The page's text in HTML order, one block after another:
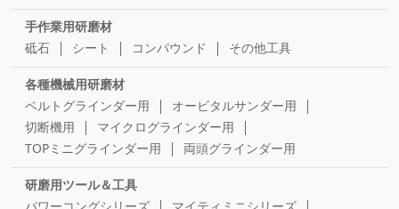
手作業用研磨材
砥石
シート コンパウンド その他工具
各種機械用研磨材
ベルトグラインダー用
オービタルサンダー用
切断機用
マイクログラインダー用
TOPミニグラインダー用
両頭グラインダー用
研磨用ツール＆工具